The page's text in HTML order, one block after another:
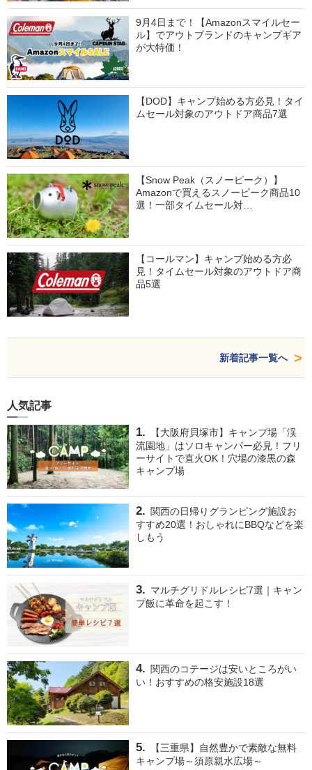
9月4日まで！【Amazonスマイルセー
ル】でアウトブランドのキャンプギア
が大特価！
【DOD】キャンプ始める方必見！タイ
ムセール対象のアウトドア商品7選
【Snow Peak（スノーピーク）】
Amazonで買えるスノーピーク商品10
選！一部タイムセール対…
【コールマン】キャンプ始める方必
見！タイムセール対象のアウトドア商
品5選
新着記事一覧へ
人気記事
【大阪府貝塚市】キャンプ場「渓
流園地」はソロキャンパー必見！フリ
ーサイトで直火OK！穴場の漆黒の森
キャンプ場
関西の日帰りグランピング施設お
すすめ20選！おしゃれにBBQなどを楽
しもう
マルチグリドルレシピ7選｜キャン
プ飯に革命を起こす！
関西のコテージは安いところがい
い！おすすめの格安施設18選
【三重県】自然豊かで素敵な無料
キャンプ場～須原親水広場～